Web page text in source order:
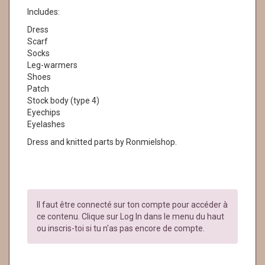
Includes:
Dress
Scarf
Socks
Leg-warmers
Shoes
Patch
Stock body (type 4)
Eyechips
Eyelashes
Dress and knitted parts by Ronmielshop.
Il faut être connecté sur ton compte pour accéder à
ce contenu. Clique sur Log In dans le menu du haut
ou inscris-toi si tu n'as pas encore de compte.